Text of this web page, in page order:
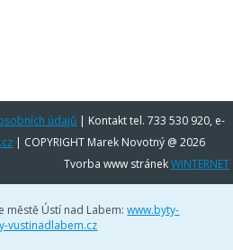
údajů | Kontakt tel. 733 530 920, e-
| COPYRIGHT Marek Novotný @ 2026
Tvorba www stránekWINTERNET
městě Ústí nad Labem:www.byty-
vustinadlabem.cz